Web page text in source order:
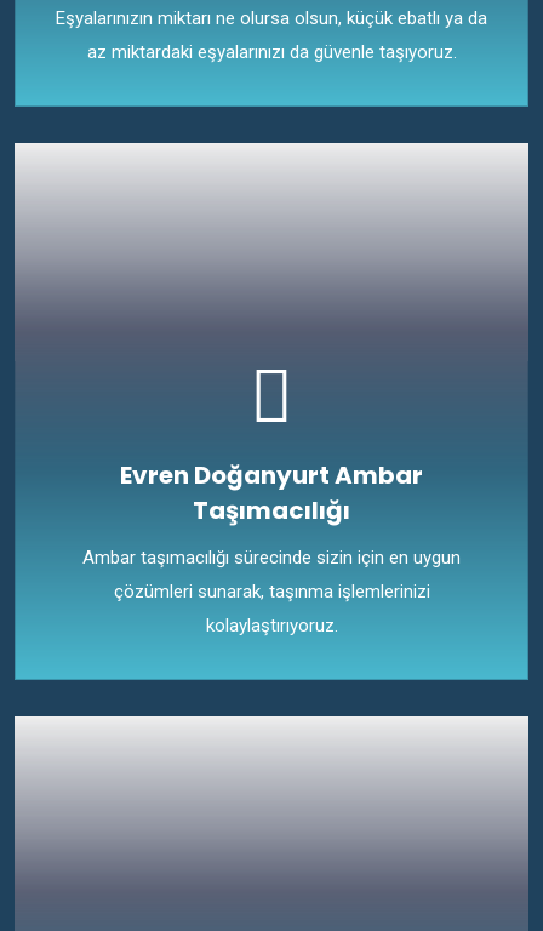
Eşyalarınızın miktarı ne olursa olsun, küçük ebatlı ya da
az miktardaki eşyalarınızı da güvenle taşıyoruz.
Evren Doğanyurt Ambar
Taşımacılığı
Ambar taşımacılığı sürecinde sizin için en uygun
çözümleri sunarak, taşınma işlemlerinizi
kolaylaştırıyoruz.